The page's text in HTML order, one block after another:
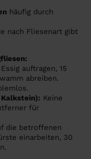
häufig durch
nach Fliesenart gibt
auftragen, 15
abreiben.
Keine
für
die betroffenen
einarbeiten, 30